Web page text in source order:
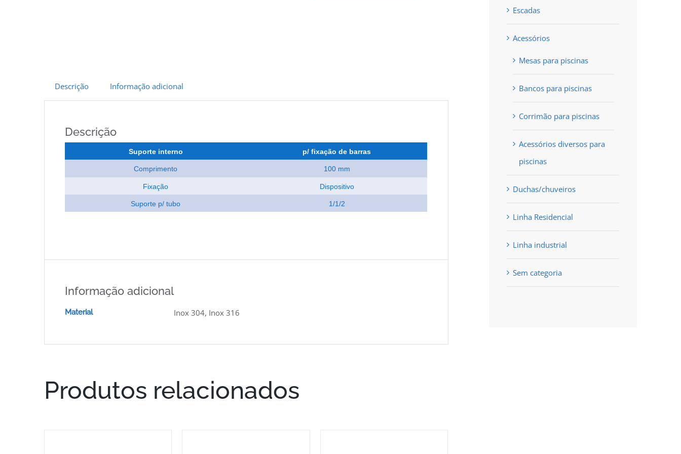
Descrição Informação adicional
Descrição
Suporte interno p/ fixação de barras
Comprimento 100 mm
Fixação Dispositivo
Suporte p/ tubo 1/1/2
Informação adicional
Material Inox 304, Inox 316
Produtos relacionados
Escadas
Acessórios
Mesas para piscinas
Bancos para piscinas
Corrimão para piscinas
Acessórios diversos para
piscinas
Duchas/chuveiros
Linha Residencial
Linha industrial
Sem categoria